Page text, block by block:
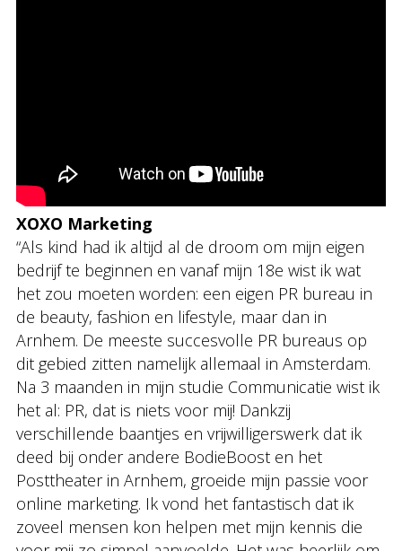
XOXO Marketing
“Als kind had ik altijd al de droom om mijn eigen
bedrijf te beginnen en vanaf mijn 18e wist ik wat
het zou moeten worden: een eigen PR bureau in
de beauty, fashion en lifestyle, maar dan in
Arnhem. De meeste succesvolle PR bureaus op
dit gebied zitten namelijk allemaal in Amsterdam.
Na 3 maanden in mijn studie Communicatie wist ik
het al: PR, dat is niets voor mij! Dankzij
verschillende baantjes en vrijwilligerswerk dat ik
deed bij onder andere BodieBoost en het
Posttheater in Arnhem, groeide mijn passie voor
online marketing. Ik vond het fantastisch dat ik
zoveel mensen kon helpen met mijn kennis die